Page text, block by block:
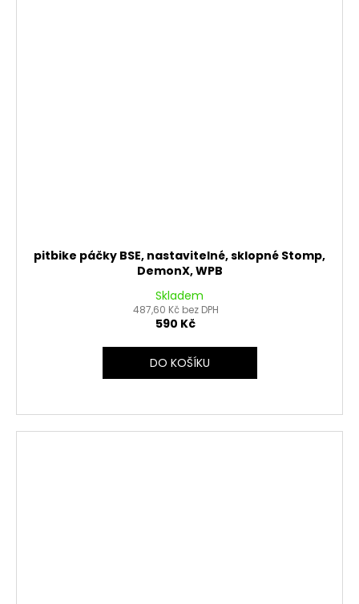
pitbike páčky BSE, nastavitelné, sklopné Stomp,
DemonX, WPB
Skladem
487,60 Kč bez DPH
590 Kč
DO KOŠÍKU